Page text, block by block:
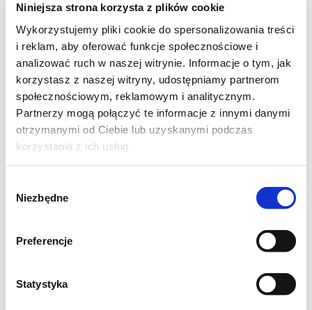
Niniejsza strona korzysta z plików cookie
Wykorzystujemy pliki cookie do spersonalizowania treści
i reklam, aby oferować funkcje społecznościowe i
analizować ruch w naszej witrynie. Informacje o tym, jak
korzystasz z naszej witryny, udostępniamy partnerom
społecznościowym, reklamowym i analitycznym.
Partnerzy mogą połączyć te informacje z innymi danymi
otrzymanymi od Ciebie lub uzyskanymi podczas
korzystania z ich usług.
zgody
Niezbędne
Preferencje
Statystyka
zastygła, można miskę z masą lekko ogrzać
w kąpieli wodnej).
Jasną i czekoladową masę umieszczamy,
każdą osobno, w worku cukierniczym.
Biszkopty łamiemy na pół. Nasączamy je w
kawie z cukrem i amaretto. Rozkładamy po 2-
3 połówki w 3-4 pucharkach. Oprószamy
kakao. Do pucharków wykładamy porcję masy
nasączone w kawie biszkopty. Czynność
powtarzamy, aż do wyczerpania składników.
Pucharki odstawiamy do schłodzenia. Przed